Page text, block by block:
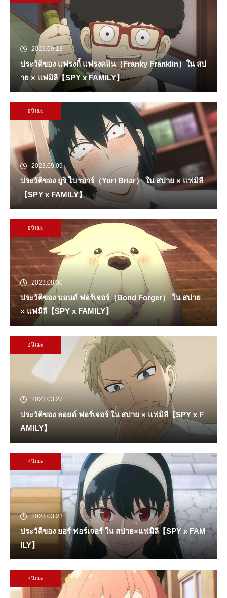
2023.09.13
ประวัติของ แฟรงกี้ แฟรงคลิน（Franky Franklin）ใน สป
าย × แฟมิลี【SPY x FAMILY】
อนิเมะ
2023.09.09
ประวัติของ ยูริ ไบรอาร์（Yuri Briar） ใน สปาย × แฟมิลี
【SPY x FAMILY】
อนิเมะ
2023.08.30
ประวัติของ บอนด์ ฟอร์เจอร์（Bond Forger） ใน สปาย
× แฟมิลี【SPY x FAMILY】
อนิเมะ
2023.03.27
ประวัติของ ลอยด์ ฟอร์เจอร์ ใน สปาย × แฟมิลี【SPY x F
AMILY】
อนิเมะ
2023.03.23
ประวัติของ ยอร์ ฟอร์เจอร์ ใน สปาย×แฟมิลี【SPY x FAM
ILY】
อนิเมะ